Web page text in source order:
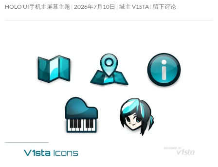
HOLO UI手机主屏幕主题 2026年7月10日 域主 V1STA 留下评论